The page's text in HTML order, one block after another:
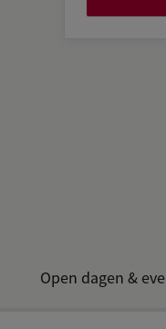
Open dagen &